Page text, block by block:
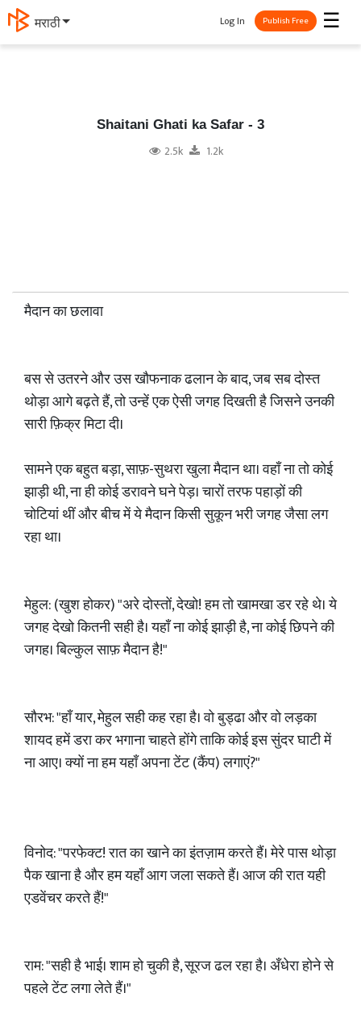
தமிழ் ☰
Log In Publish Free
Shaitani Ghati ka Safar - 3
2.5k 1.2k
मैदान का छलावा
बस से उतरने और उस खौफनाक ढलान के बाद, जब सब दोस्त
थोड़ा आगे बढ़ते हैं, तो उन्हें एक ऐसी जगह दिखती है जिसने उनकी
सारी फ़िक्र मिटा दी।
सामने एक बहुत बड़ा, साफ़-सुथरा खुला मैदान था। वहाँ ना तो कोई
झाड़ी थी, ना ही कोई डरावने घने पेड़। चारों तरफ पहाड़ों की
चोटियां थीं और बीच में ये मैदान किसी सुकून भरी जगह जैसा लग
रहा था।
मेहुल: (खुश होकर) "अरे दोस्तों, देखो! हम तो खामखा डर रहे थे। ये
जगह देखो कितनी सही है। यहाँ ना कोई झाड़ी है, ना कोई छिपने की
जगह। बिल्कुल साफ़ मैदान है!"
सौरभ: "हाँ यार, मेहुल सही कह रहा है। वो बुड्ढा और वो लड़का
शायद हमें डरा कर भगाना चाहते होंगे ताकि कोई इस सुंदर घाटी में
ना आए। क्यों ना हम यहाँ अपना टेंट (कैंप) लगाएं?"
विनोद: "परफेक्ट! रात का खाने का इंतज़ाम करते हैं। मेरे पास थोड़ा
पैक खाना है और हम यहाँ आग जला सकते हैं। आज की रात यही
एडवेंचर करते हैं!"
राम: "सही है भाई। शाम हो चुकी है, सूरज ढल रहा है। अँधेरा होने से
पहले टेंट लगा लेते हैं।"